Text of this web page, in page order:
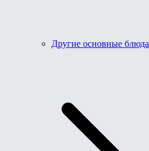
Другие основные блюда